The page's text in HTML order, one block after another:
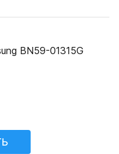
BN59-01315G